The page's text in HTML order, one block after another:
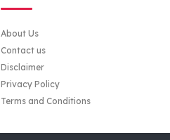
About Us
Contact us
Disclaimer
Privacy Policy
Terms and Conditions